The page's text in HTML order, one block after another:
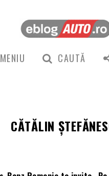
MENIU CAUTĂ
CĂTĂLIN